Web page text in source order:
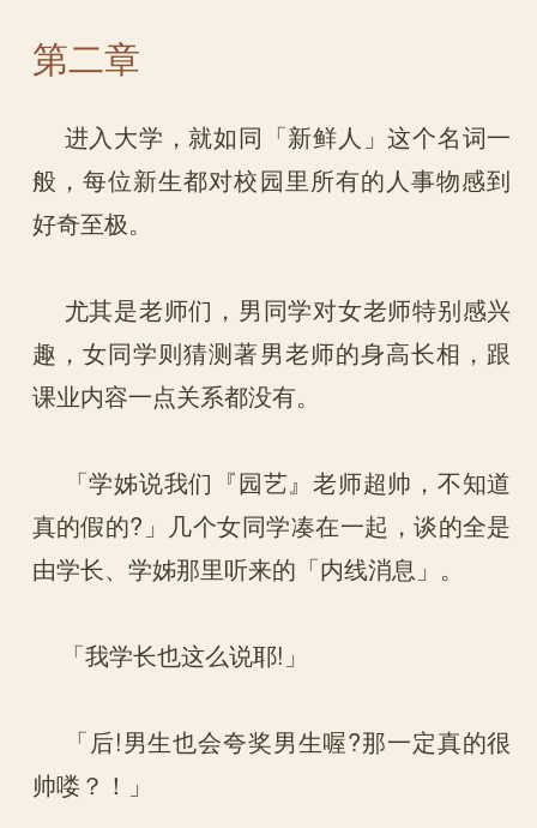
第二章
进入大学，就如同「新鲜人」这个名词一
般，每位新生都对校园里所有的人事物感到
好奇至极。
尤其是老师们，男同学对女老师特别感兴
趣，女同学则猜测著男老师的身高长相，跟
课业内容一点关系都没有。
「学姊说我们『园艺』老师超帅，不知道
真的假的?」几个女同学凑在一起，谈的全是
由学长、学姊那里听来的「内线消息」。
「我学长也这么说耶!」
「后!男生也会夸奖男生喔?那一定真的很
帅喽？！」